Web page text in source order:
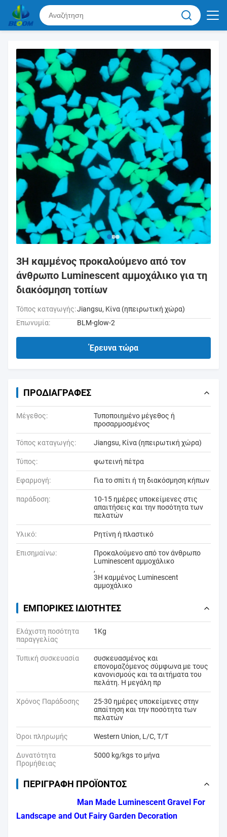
3H καμμένος προκαλούμενο από τον
άνθρωπο Luminescent αμμοχάλικο για τη
διακόσμηση τοπίων
Τόπος καταγωγής:Jiangsu, Κίνα (ηπειρωτική χώρα)
Επωνυμία:
BLM-glow-2
Έρευνα τώρα
ΠΡΟΔΙΑΓΡΑΦΈΣ
Μέγεθος:
Τυποποιημένο μέγεθος ή
προσαρμοσμένος
Τόπος καταγωγής: Jiangsu, Κίνα (ηπειρωτική χώρα)
Τύπος: φωτεινή πέτρα
Εφαρμογή: Για το σπίτι ή τη διακόσμηση κήπων
παράδοση:
10-15 ημέρες υποκείμενες στις
απαιτήσεις και την ποσότητα των
πελατών
Υλικό: Ρητίνη ή πλαστικό
Επισημαίνω:
Προκαλούμενο από τον άνθρωπο
Luminescent αμμοχάλικο
,
3H καμμένος Luminescent
αμμοχάλικο
ΕΜΠΟΡΙΚΈΣ ΙΔΙΌΤΗΤΕΣ
Ελάχιστη ποσότητα
παραγγελίας
1Kg
Τυπική συσκευασία
συσκευασμένος και
επονομαζόμενος σύμφωνα με τους
κανονισμούς και τα αιτήματα του
πελάτη. Η μεγάλη πρ
Χρόνος Παράδοσης
25-30 ημέρες υποκείμενες στην
απαίτηση και την ποσότητα των
πελατών
Όροι πληρωμής Western Union, L/C, T/T
Δυνατότητα
Προμήθειας
5000 kg/kgs το μήνα
ΠΕΡΙΓΡΑΦΉ ΠΡΟΪΌΝΤΟΣ
Man Made Luminescent Gravel For
Landscape and Out Fairy Garden Decoration